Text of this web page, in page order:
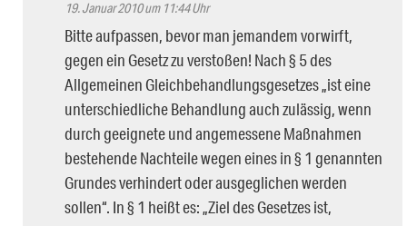
19. Januar 2010 um 11:44 Uhr
Bitte aufpassen, bevor man jemandem vorwirft,
gegen ein Gesetz zu verstoßen! Nach § 5 des
Allgemeinen Gleichbehandlungsgesetzes „ist eine
unterschiedliche Behandlung auch zulässig, wenn
durch geeignete und angemessene Maßnahmen
bestehende Nachteile wegen eines in § 1 genannten
Grundes verhindert oder ausgeglichen werden
sollen“. In § 1 heißt es: „Ziel des Gesetzes ist,